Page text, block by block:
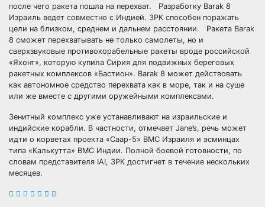
после чего ракета пошла на перехват. Разработку Barak 8
Израиль ведет совместно с Индией. ЗРК способен поражать
цели на близком, среднем и дальнем расстоянии. Ракета Barak
8 сможет перехватывать не только самолеты, но и
сверхзвуковые противокорабельные ракеты вроде российской
«Яхонт», которую купила Сирия для подвижных береговых
ракетных комплексов «Бастион». Barak 8 может действовать
как автономное средство перехвата как в море, так и на суше
или же вместе с другими оружейными комплексами.
Зенитный комплекс уже устанавливают на израильские и
индийские корабли. В частности, отмечает Jane’s, речь может
идти о корветах проекта «Саар-5» ВМС Израиля и эсминцах
типа «Калькутта» ВМС Индии. Полной боевой готовности, по
словам представителя IAI, ЗРК достигнет в течение нескольких
месяцев.